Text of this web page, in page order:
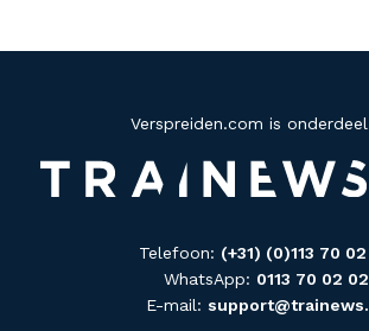
Verspreiden.com is
Telefoon: (+31) (0)113 70
WhatsApp: 0113 70 02 02
E-mail: